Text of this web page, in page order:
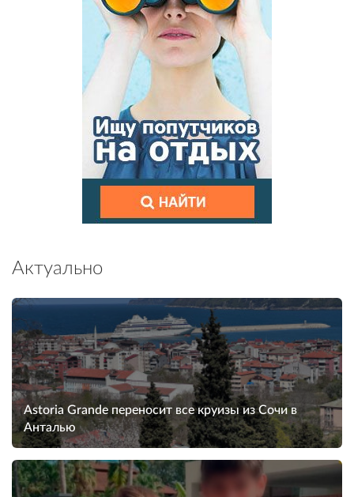
Актуально
Astoria Grande переносит все круизы из Сочи в
Анталью